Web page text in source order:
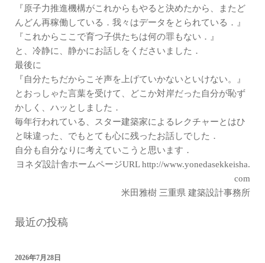
『原子力推進機構がこれからもやると決めたから、またど
んどん再稼働している．我々はデータをとられている．』
『これからここで育つ子供たちは何の罪もない．』
と、冷静に、静かにお話しをくださいました．
最後に
『自分たちだからこそ声を上げていかないといけない。』
とおっしゃた言葉を受けて、どこか対岸だった自分が恥ず
かしく、ハッとしました．
毎年行われている、スター建築家によるレクチャーとはひ
と味違った、でもとても心に残ったお話しでした．
自分も自分なりに考えていこうと思います．
ヨネダ設計舎ホームページURLhttp://www.yonedasekkeisha.
com
米田雅樹 三重県 建築設計事務所
最近の投稿
2026年7月28日